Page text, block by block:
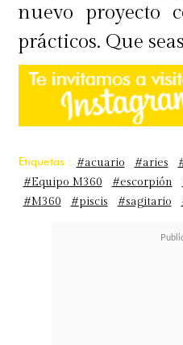
nuevo proyecto
prácticos. Que
Etiquetas : #acuario #aries
#Equipo M360
#escorpión
#M360
#piscis #sagitario